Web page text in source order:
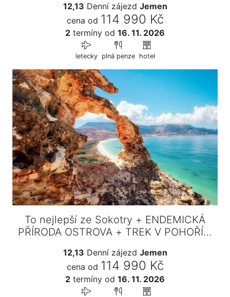
12,13 Denní zájezd Jemen
cena od 114 990 Kč
2 termíny od 16. 11. 2026
letecky plná penze hotel
To nejlepší ze Sokotry + ENDEMICKÁ
PŘÍRODA OSTROVA + TREK V POHOŘÍ…
12,13 Denní zájezd Jemen
cena od 114 990 Kč
2 termíny od 16. 11. 2026